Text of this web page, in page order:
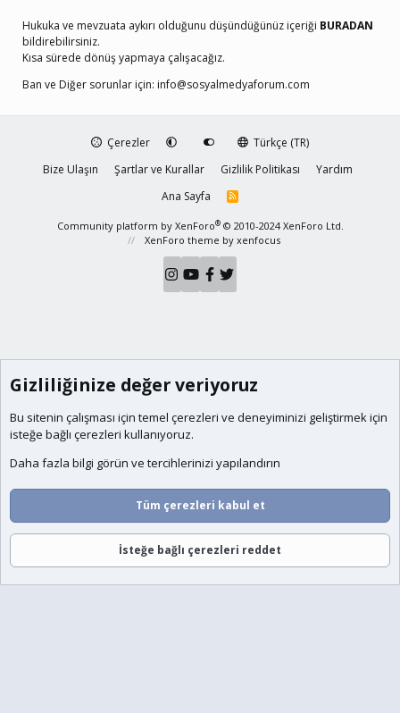
Hukuka ve mevzuata aykırı olduğunu düşündüğünüz içeriği BURADAN
bildirebilirsiniz.
Kısa sürede dönüş yapmaya çalışacağız.
Ban ve Diğer sorunlar için: info@sosyalmedyaforum.com
Çerezler
Türkçe (TR)
Bize Ulaşın
Şartlar ve Kurallar Gizlilik Politikası
Yardım
Ana Sayfa
R
S
Community platform by XenForo® © 2010-2024 XenForo Ltd.
XenForo theme by xenfocus
Gizliliğinize değer veriyoruz
Bu sitenin çalışması için temel çerezleri ve deneyiminizi geliştirmek için
isteğe bağlı çerezleri kullanıyoruz.
Daha fazla bilgi görün ve tercihlerinizi yapılandırın
Tüm çerezleri kabul et
İsteğe bağlı çerezleri reddet